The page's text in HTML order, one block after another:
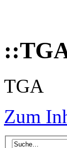
TGA
Zum